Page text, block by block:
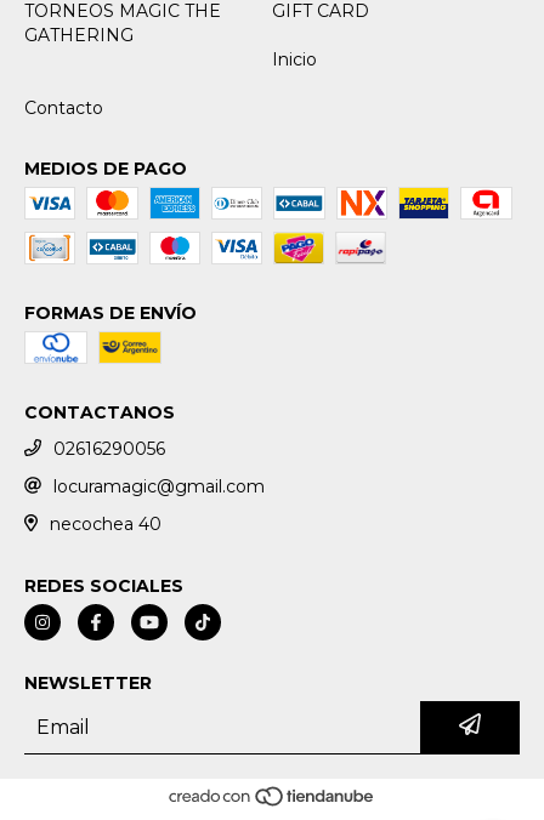
TORNEOS MAGIC THE
GATHERING
GIFT CARD
Inicio
Contacto
MEDIOS DE PAGO
FORMAS DE ENVÍO
CONTACTANOS
02616290056
locuramagic@gmail.com
necochea 40
REDES SOCIALES
NEWSLETTER